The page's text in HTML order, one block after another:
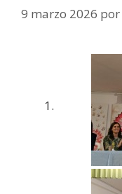
9 marzo 2026 por